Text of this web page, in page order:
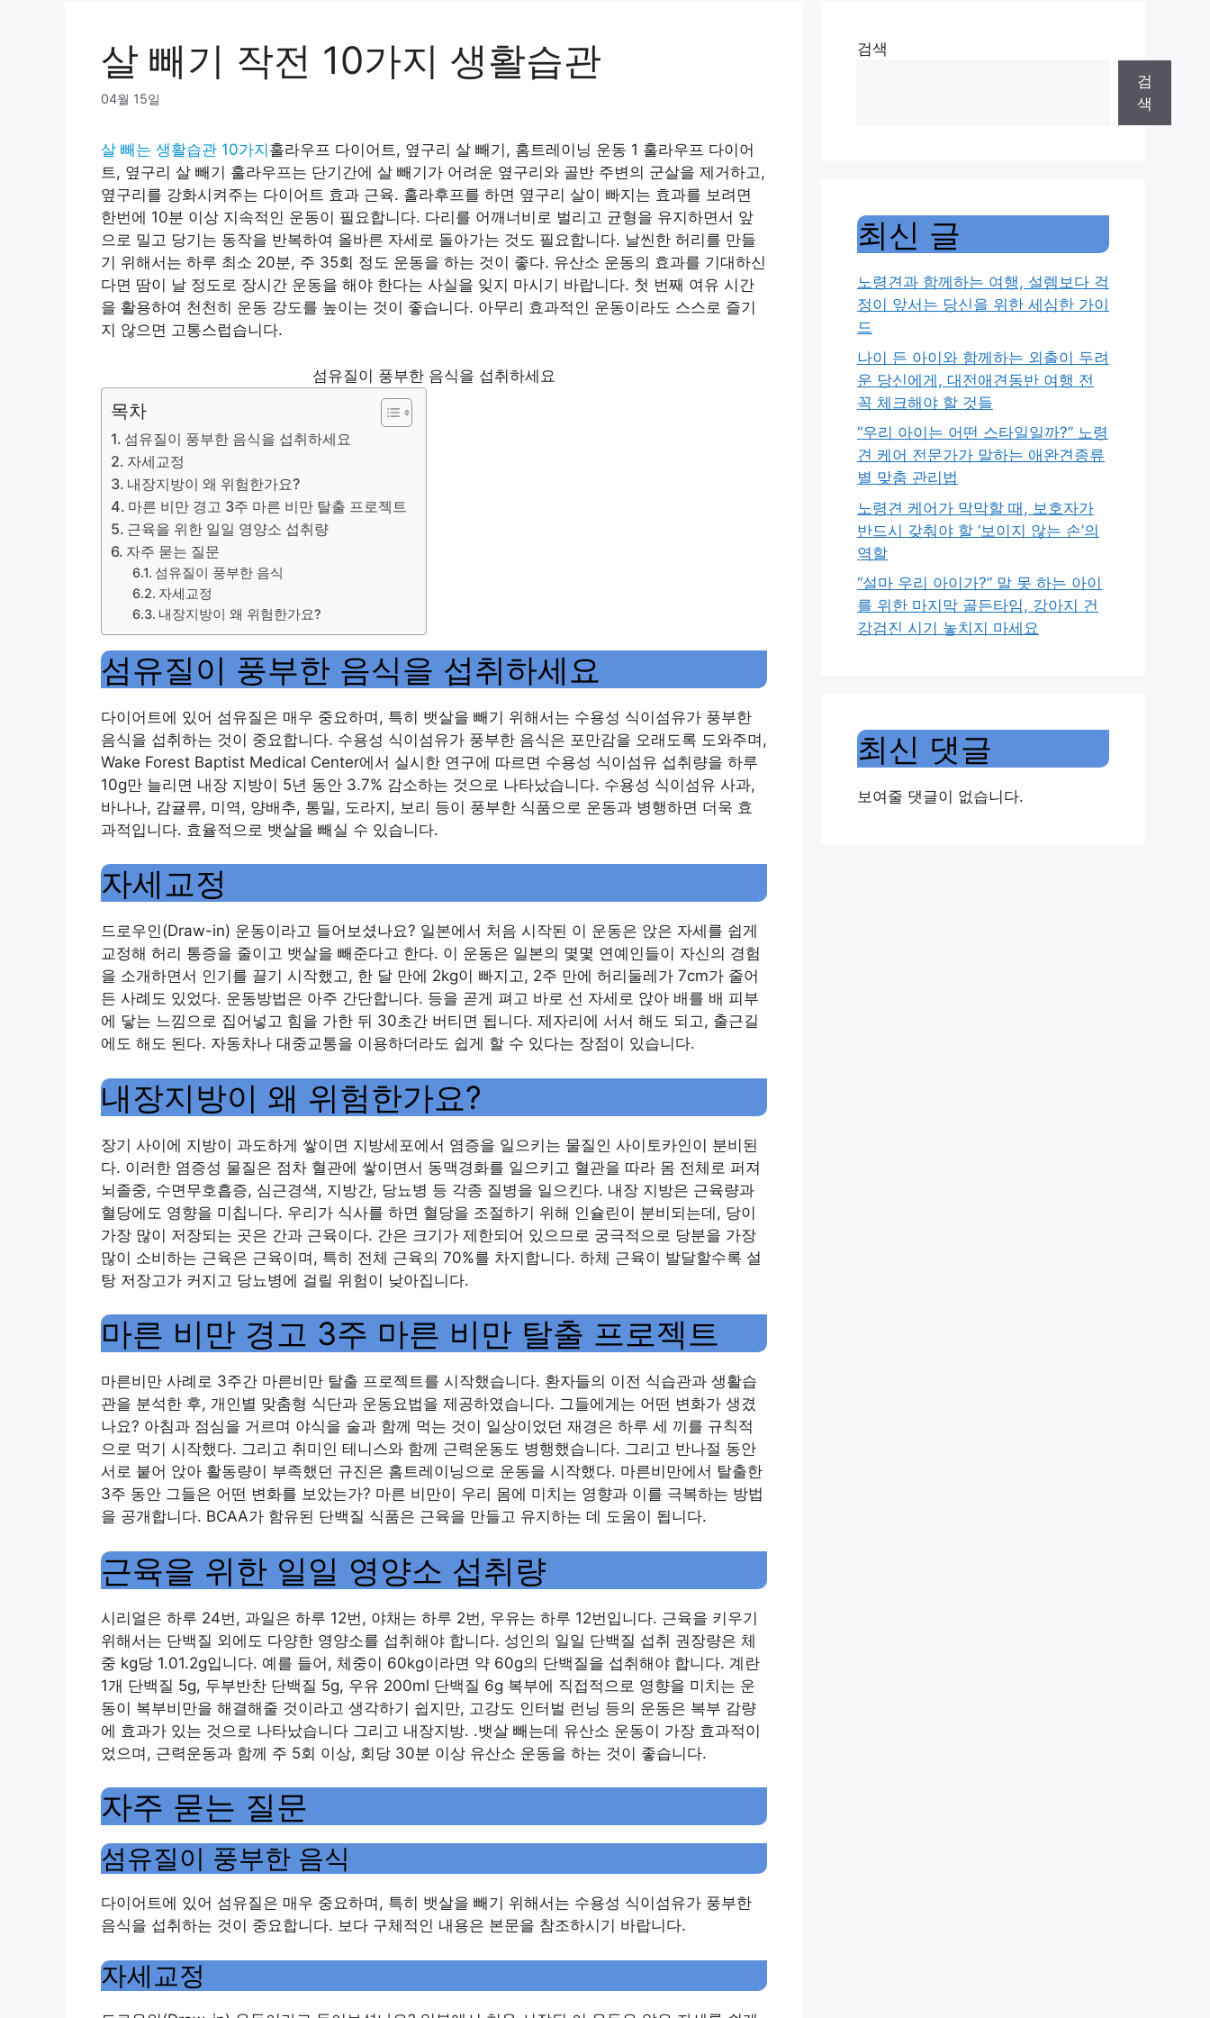
살 빼기 작전 10가지 생활습관
04월 15일
살 빼는 생활습관 10가지 훌라우프 다이어트, 옆구리 살 빼기, 홈트레이닝 운동 1 훌라우프 다이어
트, 옆구리 살 빼기 훌라우프는 단기간에 살 빼기가 어려운 옆구리와 골반 주변의 군살을 제거하고,
옆구리를 강화시켜주는 다이어트 효과 근육. 훌라후프를 하면 옆구리 살이 빠지는 효과를 보려면
한번에 10분 이상 지속적인 운동이 필요합니다. 다리를 어깨너비로 벌리고 균형을 유지하면서 앞
으로 밀고 당기는 동작을 반복하여 올바른 자세로 돌아가는 것도 필요합니다. 날씬한 허리를 만들
기 위해서는 하루 최소 20분, 주 35회 정도 운동을 하는 것이 좋다. 유산소 운동의 효과를 기대하신
다면 땀이 날 정도로 장시간 운동을 해야 한다는 사실을 잊지 마시기 바랍니다. 첫 번째 여유 시간
을 활용하여 천천히 운동 강도를 높이는 것이 좋습니다. 아무리 효과적인 운동이라도 스스로 즐기
지 않으면 고통스럽습니다.
섬유질이 풍부한 음식을 섭취하세요
목차
섬유질이 풍부한 음식을 섭취하세요
자세교정
내장지방이 왜 위험한가요?
마른 비만 경고 3주 마른 비만 탈출 프로젝트
근육을 위한 일일 영양소 섭취량
자주 묻는 질문
섬유질이 풍부한 음식
자세교정
내장지방이 왜 위험한가요?
섬유질이 풍부한 음식을 섭취하세요
다이어트에 있어 섬유질은 매우 중요하며, 특히 뱃살을 빼기 위해서는 수용성 식이섬유가 풍부한
음식을 섭취하는 것이 중요합니다. 수용성 식이섬유가 풍부한 음식은 포만감을 오래도록 도와주며,
Wake Forest Baptist Medical Center에서 실시한 연구에 따르면 수용성 식이섬유 섭취량을 하루
10g만 늘리면 내장 지방이 5년 동안 3.7% 감소하는 것으로 나타났습니다. 수용성 식이섬유 사과,
바나나, 감귤류, 미역, 양배추, 통밀, 도라지, 보리 등이 풍부한 식품으로 운동과 병행하면 더욱 효
과적입니다. 효율적으로 뱃살을 빼실 수 있습니다.
자세교정
드로우인(Draw-in) 운동이라고 들어보셨나요? 일본에서 처음 시작된 이 운동은 앉은 자세를 쉽게
교정해 허리 통증을 줄이고 뱃살을 빼준다고 한다. 이 운동은 일본의 몇몇 연예인들이 자신의 경험
을 소개하면서 인기를 끌기 시작했고, 한 달 만에 2kg이 빠지고, 2주 만에 허리둘레가 7cm가 줄어
든 사례도 있었다. 운동방법은 아주 간단합니다. 등을 곧게 펴고 바로 선 자세로 앉아 배를 배 피부
에 닿는 느낌으로 집어넣고 힘을 가한 뒤 30초간 버티면 됩니다. 제자리에 서서 해도 되고, 출근길
에도 해도 된다. 자동차나 대중교통을 이용하더라도 쉽게 할 수 있다는 장점이 있습니다.
내장지방이 왜 위험한가요?
장기 사이에 지방이 과도하게 쌓이면 지방세포에서 염증을 일으키는 물질인 사이토카인이 분비된
다. 이러한 염증성 물질은 점차 혈관에 쌓이면서 동맥경화를 일으키고 혈관을 따라 몸 전체로 퍼져
뇌졸중, 수면무호흡증, 심근경색, 지방간, 당뇨병 등 각종 질병을 일으킨다. 내장 지방은 근육량과
혈당에도 영향을 미칩니다. 우리가 식사를 하면 혈당을 조절하기 위해 인슐린이 분비되는데, 당이 ​​
가장 많이 저장되는 곳은 간과 근육이다. 간은 크기가 제한되어 있으므로 궁극적으로 당분을 가장
많이 소비하는 근육은 근육이며, 특히 전체 근육의 70%를 차지합니다. 하체 근육이 발달할수록 설
탕 저장고가 커지고 당뇨병에 걸릴 위험이 낮아집니다.
마른 비만 경고 3주 마른 비만 탈출 프로젝트
마른비만 사례로 3주간 마른비만 탈출 프로젝트를 시작했습니다. 환자들의 이전 식습관과 생활습
관을 분석한 후, 개인별 맞춤형 식단과 운동요법을 제공하였습니다. 그들에게는 어떤 변화가 생겼
나요? 아침과 점심을 거르며 야식을 술과 함께 먹는 것이 일상이었던 재경은 하루 세 끼를 규칙적
으로 먹기 시작했다. 그리고 취미인 테니스와 함께 근력운동도 병행했습니다. 그리고 반나절 동안
서로 붙어 앉아 활동량이 부족했던 규진은 홈트레이닝으로 운동을 시작했다. 마른비만에서 탈출한
3주 동안 그들은 어떤 변화를 보았는가? 마른 비만이 우리 몸에 미치는 영향과 이를 극복하는 방법
을 공개합니다. BCAA가 함유된 단백질 식품은 근육을 만들고 유지하는 데 도움이 됩니다.
근육을 위한 일일 영양소 섭취량
시리얼은 하루 24번, 과일은 하루 12번, 야채는 하루 2번, 우유는 하루 12번입니다. 근육을 키우기
위해서는 단백질 외에도 다양한 영양소를 섭취해야 합니다. 성인의 일일 단백질 섭취 권장량은 체
중 kg당 1.01.2g입니다. 예를 들어, 체중이 60kg이라면 약 60g의 단백질을 섭취해야 합니다. 계란
1개 단백질 5g, 두부반찬 단백질 5g, 우유 200ml 단백질 6g 복부에 직접적으로 영향을 미치는 운
동이 복부비만을 해결해줄 것이라고 생각하기 쉽지만, 고강도 인터벌 런닝 등의 운동은 복부 감량
에 효과가 있는 것으로 나타났습니다 그리고 내장지방. .뱃살 빼는데 유산소 운동이 가장 효과적이
었으며, 근력운동과 함께 주 5회 이상, 회당 30분 이상 유산소 운동을 하는 것이 좋습니다.
자주 묻는 질문
섬유질이 풍부한 음식
다이어트에 있어 섬유질은 매우 중요하며, 특히 뱃살을 빼기 위해서는 수용성 식이섬유가 풍부한
음식을 섭취하는 것이 중요합니다. 보다 구체적인 내용은 본문을 참조하시기 바랍니다.
자세교정
검색
검
색
최신 글
노령견과 함께하는 여행, 설렘보다 걱
정이 앞서는 당신을 위한 세심한 가이
드
나이 든 아이와 함께하는 외출이 두려
운 당신에게, 대전애견동반 여행 전
꼭 체크해야 할 것들
“우리 아이는 어떤 스타일일까?” 노령
견 케어 전문가가 말하는 애완견종류
별 맞춤 관리법
노령견 케어가 막막할 때, 보호자가
반드시 갖춰야 할 ‘보이지 않는 손’의
역할
“설마 우리 아이가?” 말 못 하는 아이
를 위한 마지막 골든타임, 강아지 건
강검진 시기 놓치지 마세요
최신 댓글
보여줄 댓글이 없습니다.